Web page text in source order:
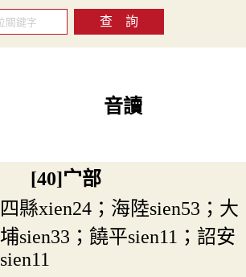
音讀
[40]宀部
四縣xien24；海陸sien53；大
埔sien33；饒平sien11；詔安
sien11